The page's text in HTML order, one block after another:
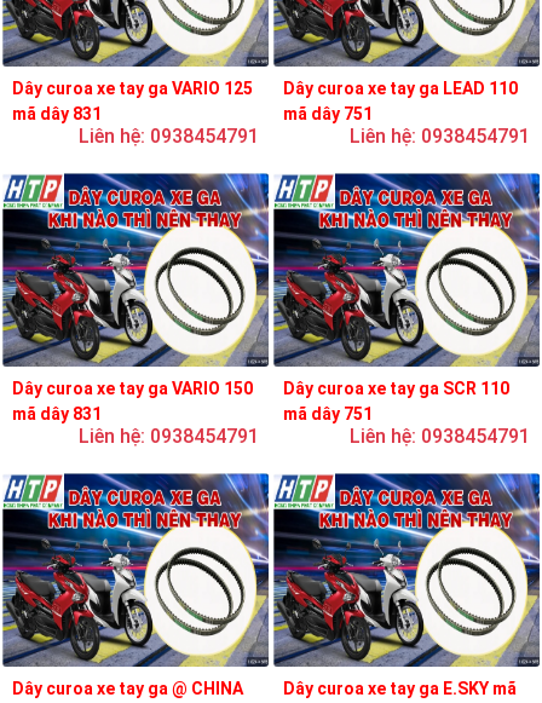
Dây curoa xe tay ga VARIO 125
mã dây 831
Liên hệ: 0938454791
Dây curoa xe tay ga LEAD 110
mã dây 751
Liên hệ: 0938454791
Dây curoa xe tay ga VARIO 150
mã dây 831
Liên hệ: 0938454791
Dây curoa xe tay ga SCR 110
mã dây 751
Liên hệ: 0938454791
Dây curoa xe tay ga @ CHINA
Dây curoa xe tay ga E.SKY mã